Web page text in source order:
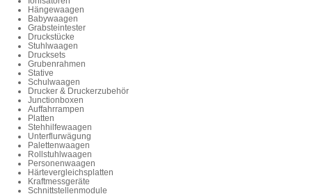
Hängewaagen
Babywaagen
Grabsteintester
Druckstücke
Stuhlwaagen
Drucksets
Grubenrahmen
Stative
Schulwaagen
Drucker & Druckerzubehör
Junctionboxen
Auffahrrampen
Platten
Stehhilfewaagen
Unterflurwägung
Palettenwaagen
Rollstuhlwaagen
Personenwaagen
Härtevergleichsplatten
Kraftmessgeräte
Schnittstellenmodule